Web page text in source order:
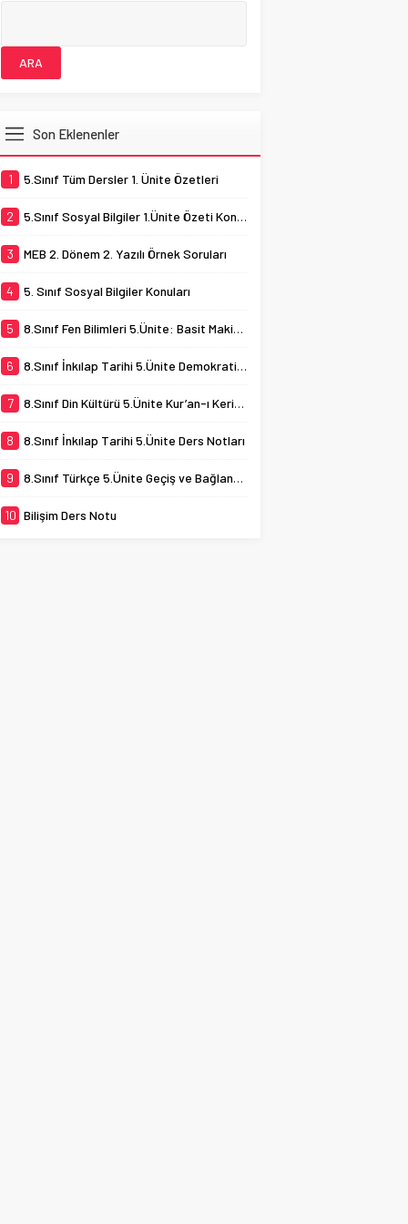
Son Eklenenler
1 5.Sınıf Tüm Dersler 1. Ünite Özetleri
2 5.Sınıf Sosyal Bilgiler 1.Ünite Özeti Konu Testi
3 MEB 2. Dönem 2. Yazılı Örnek Soruları
4 5. Sınıf Sosyal Bilgiler Konuları
5 8.Sınıf Fen Bilimleri 5.Ünite: Basit Makineler
6 8.Sınıf İnkılap Tarihi 5.Ünite Demokratikleşme Çabaları
7 8.Sınıf Din Kültürü 5.Ünite Kur’an-ı Kerim ve Özellikleri
8 8.Sınıf İnkılap Tarihi 5.Ünite Ders Notları
9 8.Sınıf Türkçe 5.Ünite Geçiş ve Bağlantı İfadeleri
10 Bilişim Ders Notu